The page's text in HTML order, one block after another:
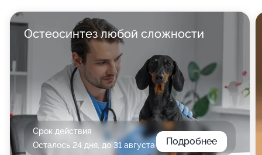
Остеосинтез любой сложности
Срок действия
Осталось 24 дня, до 31 августа
Подробнее